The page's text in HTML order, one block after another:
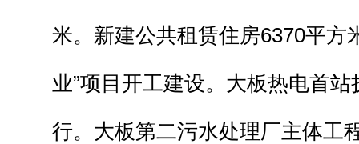
米。新建公共租赁住房6370平方
业”项目开工建设。大板热电首
行。大板第二污水处理厂主体工